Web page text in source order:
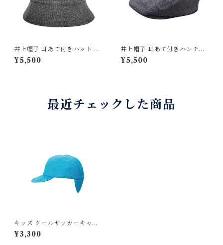
井上帽子 耳あて付きハット 日
本製オールハンドメイド 58c
mフリー
¥5,500
井上帽子 耳あて付きハンチン
グ 日本製オールハンドメイド
58cmフリー
¥5,500
最近チェックした商品
キッズ クールサッカーキャッ
プ｜サッカー冷感帽子 ジュニ
ア・56cm対応
¥3,300